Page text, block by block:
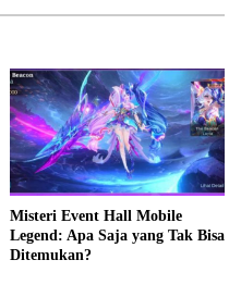
Misteri Event Hall Mobile
Legend: Apa Saja yang Tak Bisa
Ditemukan?